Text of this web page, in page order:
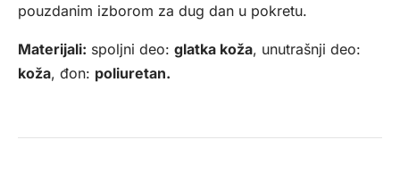
pouzdanim izborom za dug dan u pokretu.
Materijali: spoljni deo: glatka koža, unutrašnji deo:
koža, đon: poliuretan.